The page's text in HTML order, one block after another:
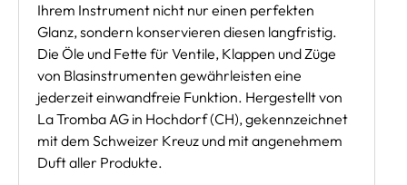
Ihrem Instrument nicht nur einen perfekten
Glanz, sondern konservieren diesen langfristig.
Die Öle und Fette für Ventile, Klappen und Züge
von Blasinstrumenten gewährleisten eine
jederzeit einwandfreie Funktion. Hergestellt von
La Tromba AG in Hochdorf (CH), gekennzeichnet
mit dem Schweizer Kreuz und mit angenehmem
Duft aller Produkte.